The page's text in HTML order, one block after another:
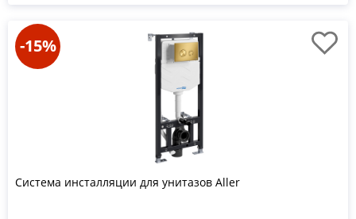
-15%
Система инсталляции для унитазов Aller